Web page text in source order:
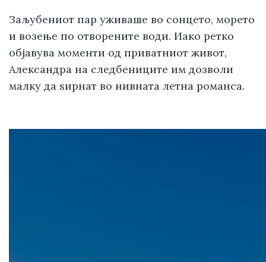
Заљубениот пар уживаше во сонцето, морето
и возење по отворените води. Иако ретко
објавува моменти од приватниот живот,
Александра на следбениците им дозволи
малку да ѕирнат во нивната летна романса.